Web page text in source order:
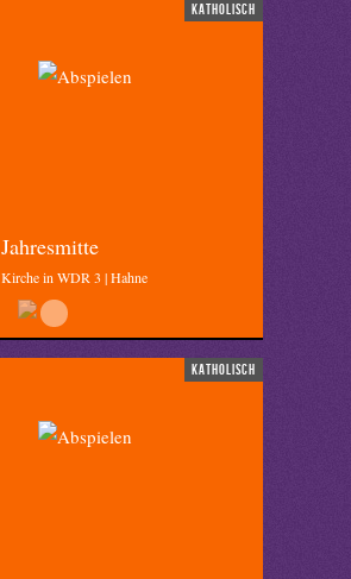
katholisch
Jahresmitte
Kirche in WDR 3 | Hahne
katholisch